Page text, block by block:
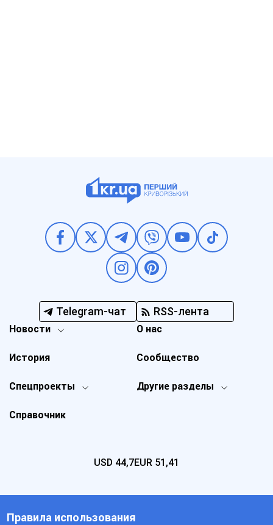
Telegram-чат RSS-лента
Новости
Спецпроекты Другие разделы
История
О нас
Справочник
Сообщество
USD 44,7EUR 51,41
Правила использования